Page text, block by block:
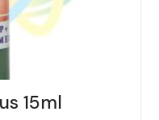
15ml